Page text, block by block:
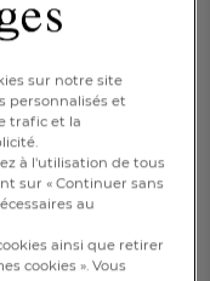
sous5 semaines
PANIER
sur notre site
personnalisés et
trafic et la
à l'utilisation de tous
sur « Continuer sans
au
ainsi que retirer
cookies ». Vous